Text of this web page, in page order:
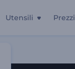
Utensili Prezzi